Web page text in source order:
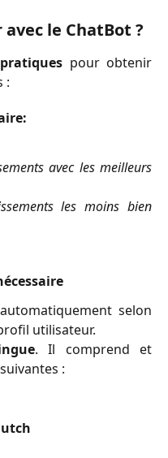
le ChatBot ?
pour obtenir
:
avec les meilleurs
les moins bien
selon
utilisateur.
. Il comprend et
: